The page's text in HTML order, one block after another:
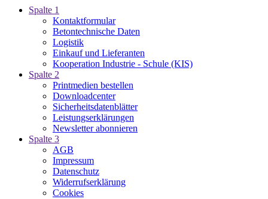
Spalte 1
Kontaktformular
Betontechnische Daten
Logistik
Einkauf und Lieferanten
Kooperation Industrie - Schule (KIS)
Spalte 2
Printmedien bestellen
Downloadcenter
Sicherheitsdatenblätter
Leistungserklärungen
Newsletter abonnieren
Spalte 3
AGB
Impressum
Datenschutz
Widerrufserklärung
Cookies